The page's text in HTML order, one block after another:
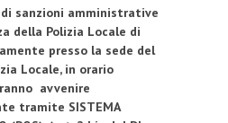
sanzioni amministrative
della Polizia Locale di
presso la sede del
Locale, in orario
avvenire
tramite SISTEMA